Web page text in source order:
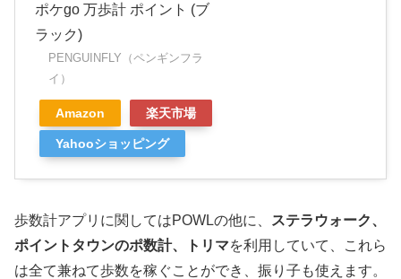
ポケgo 万歩計 ポイント (ブ
ラック)
PENGUINFLY（ペンギンフラ
イ）
Amazon 楽天市場
Yahooショッピング
歩数計アプリに関してはPOWLの他に、
ステラウォーク、
ポイントタウンのポ数計、トリマを利用していて、これら
は全て兼ねて歩数を稼ぐことができ、振り子も使えます。